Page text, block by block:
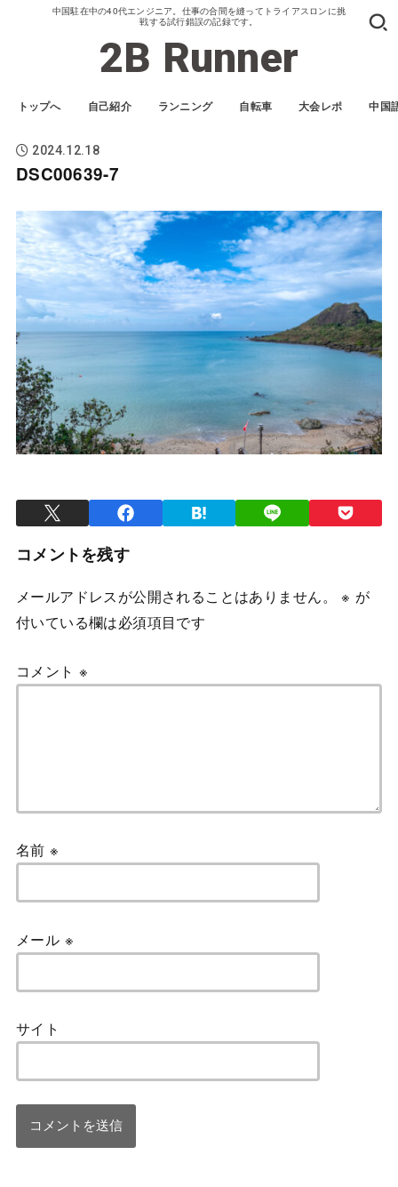
中国駐在中の40代エンジニア。仕事の合間を縫ってトライアスロンに挑
戦する試行錯誤の記録です。
2B Runner
トップへ 自己紹介 ランニング 自転車 大会レポ 中国
2024.12.18
DSC00639-7
コメントを残す
メールアドレスが公開されることはありません。 ※ が
付いている欄は必須項目です
コメント ※
名前※
メール ※
サイト